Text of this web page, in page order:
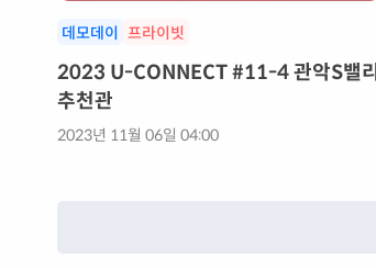
데모데이 프라이빗
2023 U-CONNECT #11-4 관악S밸리
추천관
2023년 11월 06일 04:00